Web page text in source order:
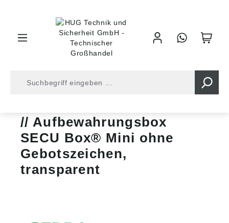
Aufbewahrungsbox
SECU Box® Mini ohne
Gebotszeichen,
transparent